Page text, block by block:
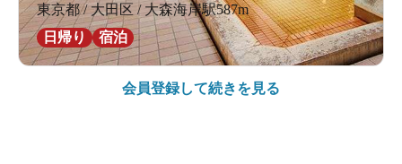
東京都 / 大田区 / 大森海岸駅587m
日帰り
宿泊
会員登録して続きを見る